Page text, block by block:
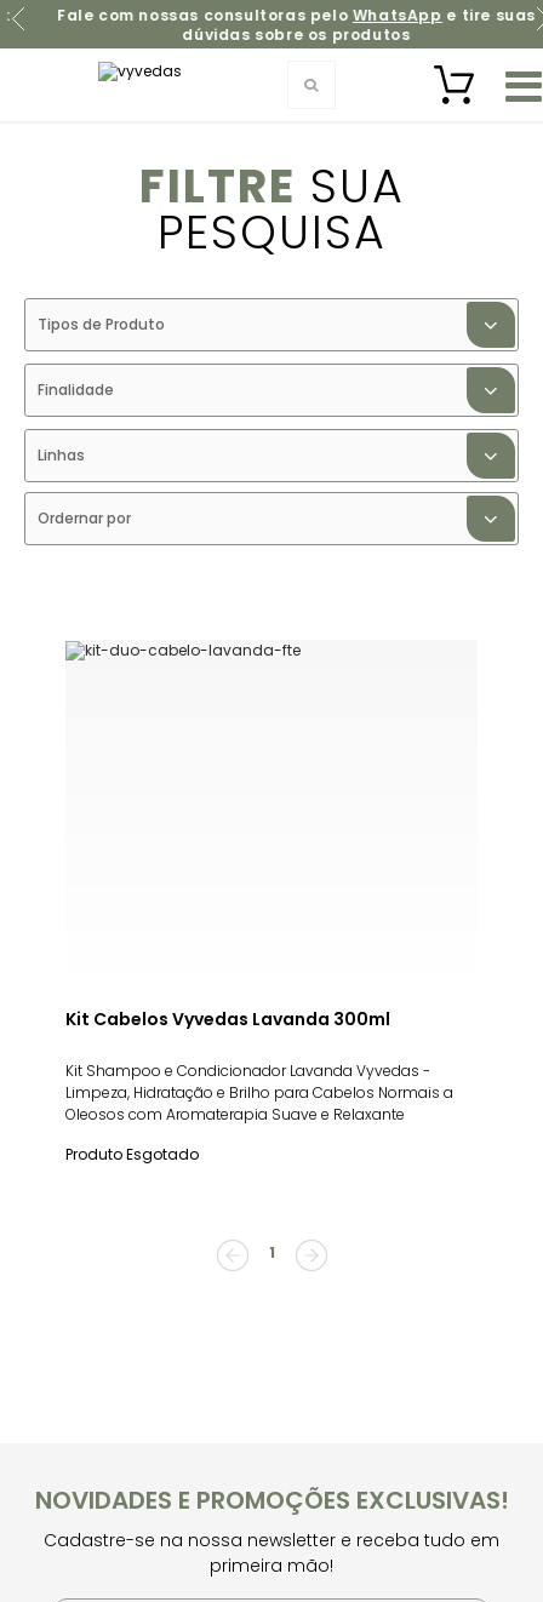
Fale com nossas consultoras peloWhatsAppe tire suas
dúvidas sobre os produtos
FILTRE SUA
PESQUISA
Tipos de Produto
Finalidade
Linhas
Ordernar por
Kit Cabelos Vyvedas Lavanda 300ml
Kit Shampoo e Condicionador Lavanda Vyvedas -
Limpeza, Hidratação e Brilho para Cabelos Normais a
Oleosos com Aromaterapia Suave e Relaxante
Produto Esgotado
1
NOVIDADES E PROMOÇÕES EXCLUSIVAS!
Cadastre-se na nossa newsletter e receba tudo em
primeira mão!